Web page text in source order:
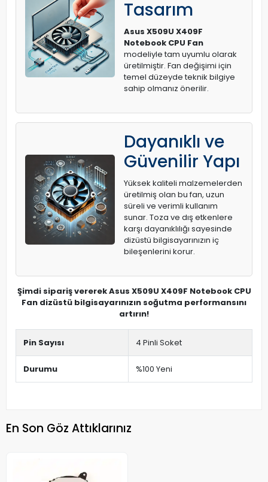
Tasarım
Asus X509U X409F
Notebook CPU Fan
modeliyle tam uyumlu olarak
üretilmiştir. Fan değişimi için
temel düzeyde teknik bilgiye
sahip olmanız önerilir.
Dayanıklı ve
Güvenilir Yapı
Yüksek kaliteli malzemelerden
üretilmiş olan bu fan, uzun
süreli ve verimli kullanım
sunar. Toza ve dış etkenlere
karşı dayanıklılığı sayesinde
dizüstü bilgisayarınızın iç
bileşenlerini korur.
Şimdi sipariş vererek Asus X509U X409F Notebook CPU
Fan dizüstü bilgisayarınızın soğutma performansını
artırın!
Pin Sayısı 4 Pinli Soket
Durumu %100 Yeni
En Son Göz Attıklarınız